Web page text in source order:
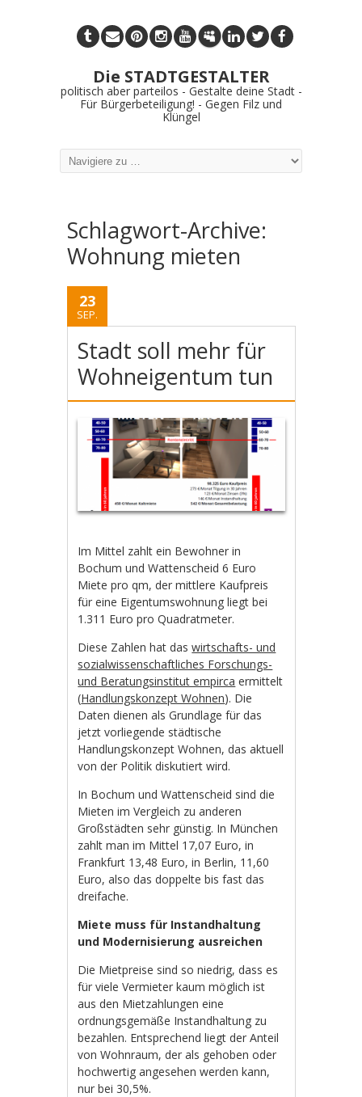
Die STADTGESTALTER
politisch aber parteilos - Gestalte deine Stadt -
Für Bürgerbeteiligung! - Gegen Filz und
Klüngel
Schlagwort-Archive:
Wohnung mieten
23
SEP.
Stadt soll mehr für
Wohneigentum tun
Im Mittel zahlt ein Bewohner in
Bochum und Wattenscheid 6 Euro
Miete pro qm, der mittlere Kaufpreis
für eine Eigentumswohnung liegt bei
1.311 Euro pro Quadratmeter.
Diese Zahlen hat daswirtschafts- und
sozialwissenschaftliches Forschungs-
und Beratungsinstitut empirca ermittelt
(Handlungskonzept Wohnen). Die
Daten dienen als Grundlage für das
jetzt vorliegende städtische
Handlungskonzept Wohnen, das aktuell
von der Politik diskutiert wird.
In Bochum und Wattenscheid sind die
Mieten im Vergleich zu anderen
Großstädten sehr günstig. In München
zahlt man im Mittel 17,07 Euro, in
Frankfurt 13,48 Euro, in Berlin, 11,60
Euro, also das doppelte bis fast das
dreifache.
Miete muss für Instandhaltung
und Modernisierung ausreichen
Die Mietpreise sind so niedrig, dass es
für viele Vermieter kaum möglich ist
aus den Mietzahlungen eine
ordnungsgemäße Instandhaltung zu
bezahlen. Entsprechend liegt der Anteil
von Wohnraum, der als gehoben oder
hochwertig angesehen werden kann,
nur bei 30,5%.